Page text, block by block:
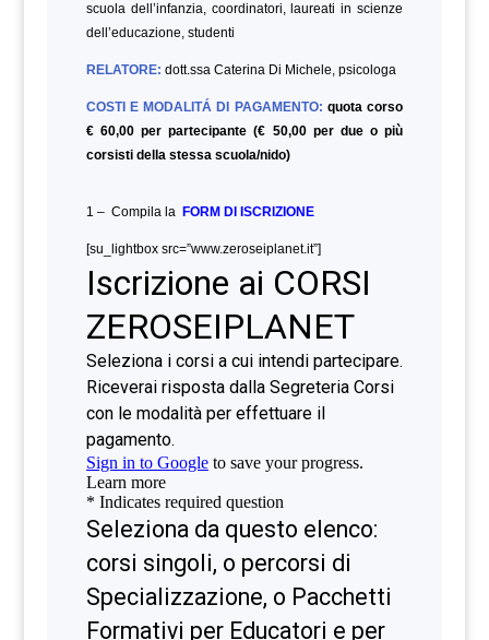
scuola dell’infanzia, coordinatori, laureati in scienze
dell’educazione, studenti
RELATORE: dott.ssa Caterina Di Michele, psicologa
COSTI E MODALITÁ DI PAGAMENTO: quota corso
€ 60,00 per partecipante (€ 50,00 per due o più
corsisti della stessa scuola/nido)
1 – Compila la FORM DI ISCRIZIONE
[su_lightbox src=”www.zeroseiplanet.it”]